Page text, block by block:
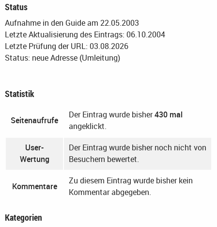
Status
Aufnahme in den Guide am 22.05.2003
Letzte Aktualisierung des Eintrags: 06.10.2004
Letzte Prüfung der URL: 03.08.2026
Status: neue Adresse (Umleitung)
Statistik
Seitenaufrufe
Der Eintrag wurde bisher430 mal
angeklickt.
User-
Wertung
Der Eintrag wurde bisher noch nicht von
Besuchern bewertet.
Kommentare
Zu diesem Eintrag wurde bisher kein
Kommentar abgegeben.
Kategorien